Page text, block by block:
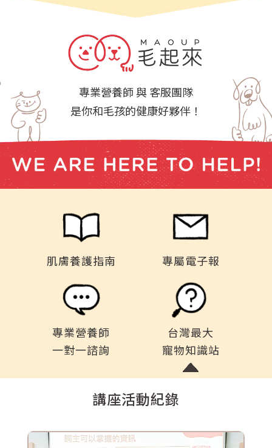
專業營養師 與 客服團隊
是你和毛孩的健康好夥伴！
肌膚養護指南
專業營養師
一對一諮詢
專屬電子報
台灣最大
寵物知識站
講座活動紀錄